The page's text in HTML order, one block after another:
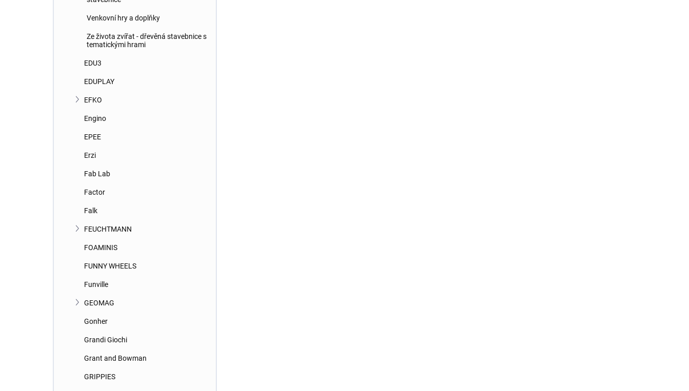
Venkovní hry a doplňky
Ze života zvířat - dřevěná stavebnice s
tematickými hrami
EDU3
EDUPLAY
EFKO
Engino
EPEE
Erzi
Fab Lab
Factor
Falk
FEUCHTMANN
FOAMINIS
FUNNY WHEELS
Funville
GEOMAG
Gonher
Grandi Giochi
Grant and Bowman
GRIPPIES